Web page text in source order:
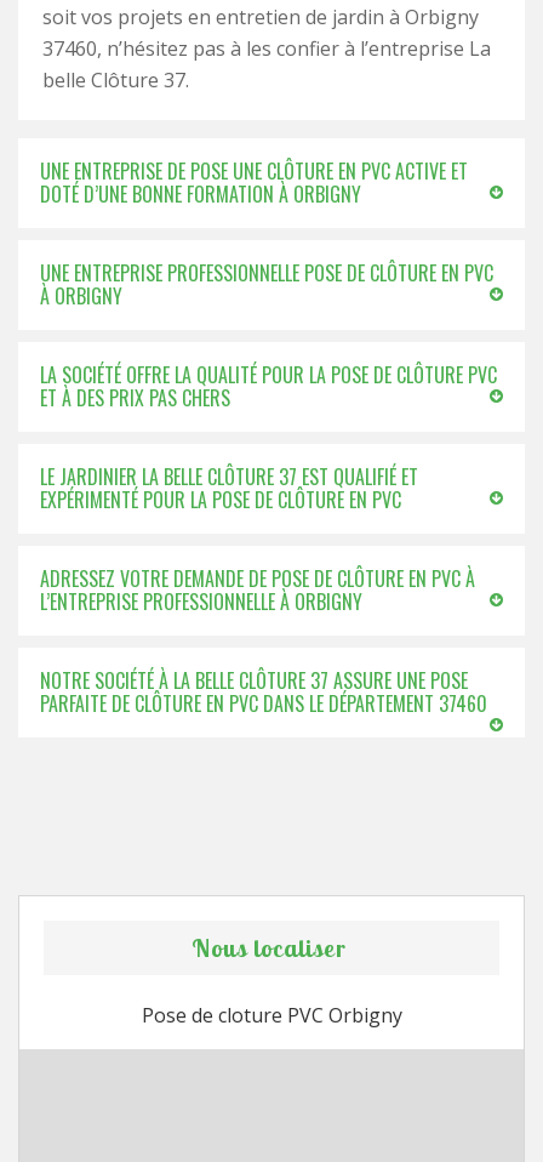
soit vos projets en entretien de jardin à Orbigny
37460, n’hésitez pas à les confier à l’entreprise La
belle Clôture 37.
UNE ENTREPRISE DE POSE UNE CLÔTURE EN PVC ACTIVE ET
DOTÉ D’UNE BONNE FORMATION À ORBIGNY
UNE ENTREPRISE PROFESSIONNELLE POSE DE CLÔTURE EN PVC
À ORBIGNY
LA SOCIÉTÉ OFFRE LA QUALITÉ POUR LA POSE DE CLÔTURE PVC
ET À DES PRIX PAS CHERS
LE JARDINIER LA BELLE CLÔTURE 37 EST QUALIFIÉ ET
EXPÉRIMENTÉ POUR LA POSE DE CLÔTURE EN PVC
ADRESSEZ VOTRE DEMANDE DE POSE DE CLÔTURE EN PVC À
L’ENTREPRISE PROFESSIONNELLE À ORBIGNY
NOTRE SOCIÉTÉ À LA BELLE CLÔTURE 37 ASSURE UNE POSE
PARFAITE DE CLÔTURE EN PVC DANS LE DÉPARTEMENT 37460
Nous localiser
Pose de cloture PVC Orbigny